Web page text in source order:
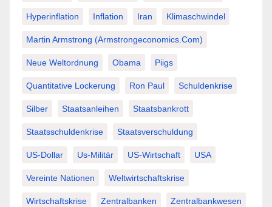
Hyperinflation Inflation Iran Klimaschwindel
Martin Armstrong (Armstrongeconomics.com)
Neue Weltordnung Obama Piigs
Quantitative Lockerung Ron Paul Schuldenkrise
Silber Staatsanleihen Staatsbankrott
Staatsschuldenkrise Staatsverschuldung
US-Dollar Us-Militär US-Wirtschaft USA
Vereinte Nationen Weltwirtschaftskrise
Wirtschaftskrise Zentralbanken Zentralbankwesen